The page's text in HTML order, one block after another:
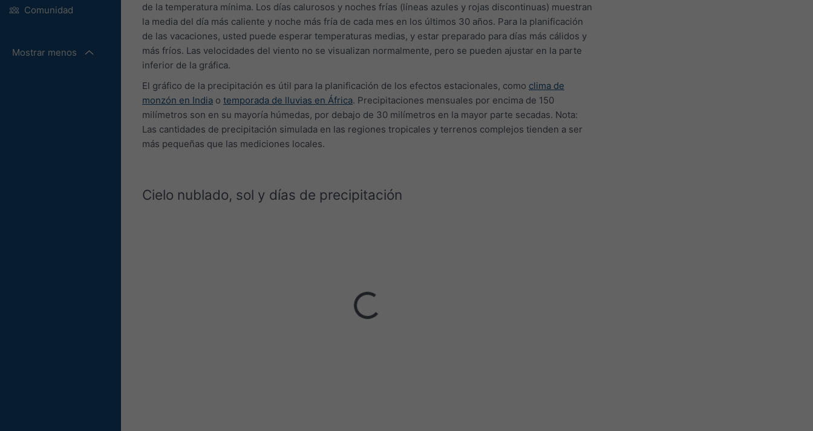
Comunidad
Mostrar menos
de la temperatura mínima. Los días calurosos y noches frías (líneas azules y rojas discontinuas) muestran
la media del día más caliente y noche más fría de cada mes en los últimos 30 años. Para la planificación
de las vacaciones, usted puede esperar temperaturas medias, y estar preparado para días más cálidos y
más fríos. Las velocidades del viento no se visualizan normalmente, pero se pueden ajustar en la parte
inferior de la gráfica.
El gráfico de la precipitación es útil para la planificación de los efectos estacionales, como clima de
monzón en India o temporada de lluvias en África. Precipitaciones mensuales por encima de 150
milímetros son en su mayoría húmedas, por debajo de 30 milímetros en la mayor parte secadas. Nota:
Las cantidades de precipitación simulada en las regiones tropicales y terrenos complejos tienden a ser
más pequeñas que las mediciones locales.
Cielo nublado, sol y días de precipitación